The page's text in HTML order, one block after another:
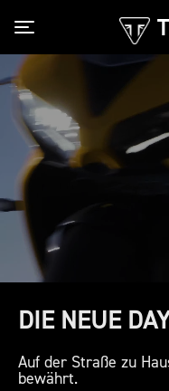
Toggle navigation
attraktive Vorteile
DIE NEUE
Auf der Straße zu
bewährt.